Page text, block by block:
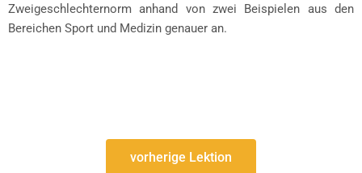
Zweigeschlechternorm anhand von zwei Beispielen aus den
Bereichen Sport und Medizin genauer an.
vorherige Lektion